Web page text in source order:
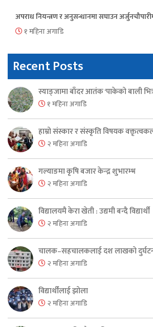
अपराध नियन्त्रण र अनुसन्धानमा सघाउन
१ महिना अगाडि
Recent Posts
स्याङ्जामा बाँदर आतंक ‘पाकेको बाली
१ महिना अगाडि
हाम्रो संस्कार र संस्कृति विषयक
२ महिना अगाडि
गल्याङमा कृषि बजार केन्द्र शुभारम्भ
२ महिना अगाडि
विद्यालयमै केरा खेती : उद्यमी बन्दै विद्यार्थी
२ महिना अगाडि
चालक–सहचालकलाई दश लाखको
२ महिना अगाडि
विद्यार्थीलाई झोला
२ महिना अगाडि